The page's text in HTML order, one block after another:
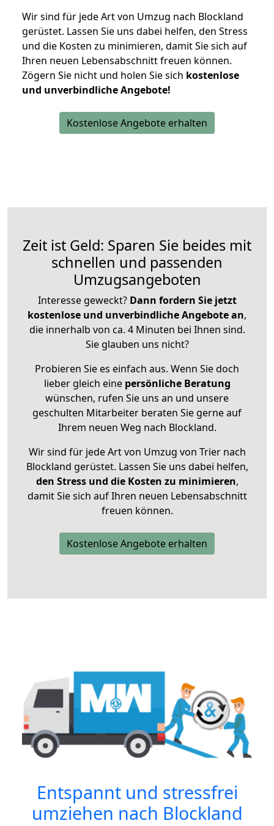
Wir sind für jede Art von Umzug nach Blockland
gerüstet. Lassen Sie uns dabei helfen, den Stress
und die Kosten zu minimieren, damit Sie sich auf
Ihren neuen Lebensabschnitt freuen können.
Zögern Sie nicht und holen Sie sich kostenlose
und unverbindliche Angebote!
Kostenlose Angebote erhalten
Zeit ist Geld: Sparen Sie beides mit
schnellen und passenden
Umzugsangeboten
Interesse geweckt? Dann fordern Sie jetzt
kostenlose und unverbindliche Angebote an,
die innerhalb von ca. 4 Minuten bei Ihnen sind.
Sie glauben uns nicht?
Probieren Sie es einfach aus. Wenn Sie doch
lieber gleich eine persönliche Beratung
wünschen, rufen Sie uns an und unsere
geschulten Mitarbeiter beraten Sie gerne auf
Ihrem neuen Weg nach Blockland.
Wir sind für jede Art von Umzug von Trier nach
Blockland gerüstet. Lassen Sie uns dabei helfen,
den Stress und die Kosten zu minimieren,
damit Sie sich auf Ihren neuen Lebensabschnitt
freuen können.
Kostenlose Angebote erhalten
Entspannt und stressfrei
umziehen nach Blockland